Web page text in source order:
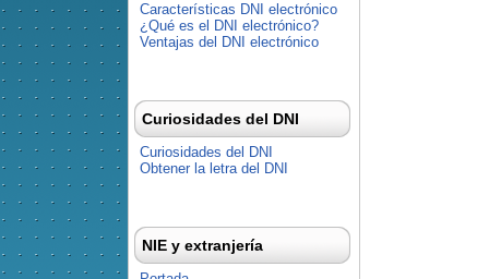
Características DNI electrónico
¿Qué es el DNI electrónico?
Ventajas del DNI electrónico
Curiosidades del DNI
Curiosidades del DNI
Obtener la letra del DNI
NIE y extranjería